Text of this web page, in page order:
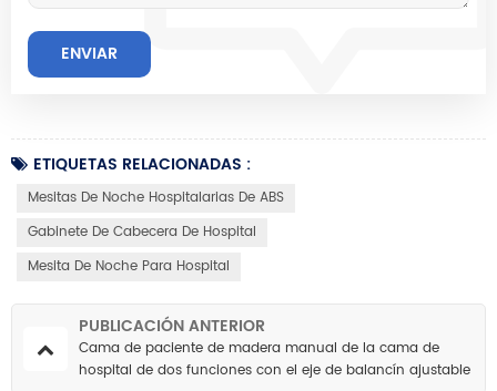
ETIQUETAS RELACIONADAS :
Mesitas De Noche Hospitalarias De ABS
Gabinete De Cabecera De Hospital
Mesita De Noche Para Hospital
PUBLICACIÓN ANTERIOR
Cama de paciente de madera manual de la cama de
hospital de dos funciones con el eje de balancín ajustable